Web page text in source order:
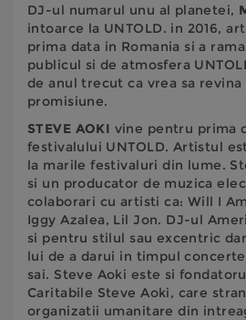
DJ-ul numarul unu al planetei,
intoarce la UNTOLD. in 2016,
prima data in Romania si a
publicul si de atmosfera
de anul trecut ca vrea sa revina
promisiune.
STEVE AOKI vine pentru prima
festivalului UNTOLD. Artistul
la marile festivaluri din lume.
si un producator de muzica
colaborari cu artisti ca: Will I
Iggy Azalea, Lil Jon. DJ-ul
si pentru stilul sau excentric
lui de a darui in timpul
sai. Steve Aoki este si
Caritabile Steve Aoki, care
organizatii umanitare din